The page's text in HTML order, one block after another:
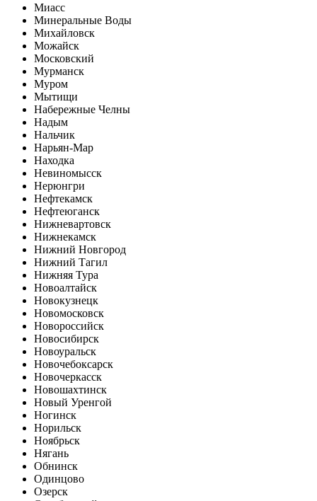
Миасс
Минеральные Воды
Михайловск
Можайск
Московский
Мурманск
Муром
Мытищи
Набережные Челны
Надым
Нальчик
Нарьян-Мар
Находка
Невиномысск
Нерюнгри
Нефтекамск
Нефтеюганск
Нижневартовск
Нижнекамск
Нижний Новгород
Нижний Тагил
Нижняя Тура
Новоалтайск
Новокузнецк
Новомосковск
Новороссийск
Новосибирск
Новоуральск
Новочебоксарск
Новочеркасск
Новошахтинск
Новый Уренгой
Ногинск
Норильск
Ноябрьск
Нягань
Обнинск
Одинцово
Озерск